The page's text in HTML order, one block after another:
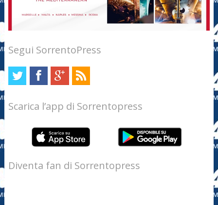
Segui SorrentoPress
Scarica l’app di Sorrentopress
Diventa fan di Sorrentopress